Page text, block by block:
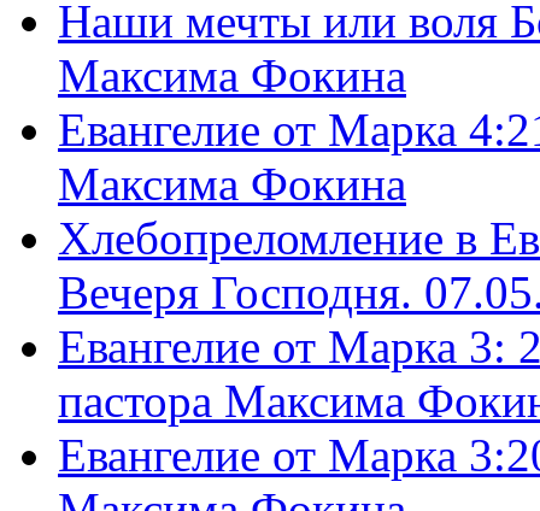
Наши мечты или воля
Максима Фокина
Евангелие от Марка
Максима Фокина
Хлебопреломление в
Вечеря Господня.
Евангелие от Марка 3:
пастора Максима
Евангелие от Марка